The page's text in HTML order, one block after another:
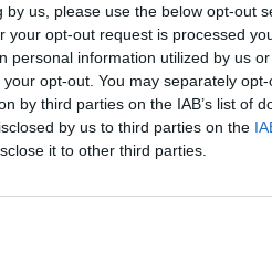
us, please use the below opt-out
your opt-out request is processed
personal information utilized by us
opt-out. You may separately
by third parties on the IAB’s list of
by us to third parties on the
it to other third parties.
część zasiłków; wyłączone